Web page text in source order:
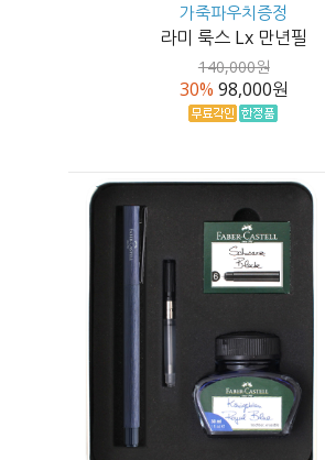
가죽파우치증정
라미 룩스 Lx 만년필
140,000원
30% 98,000원